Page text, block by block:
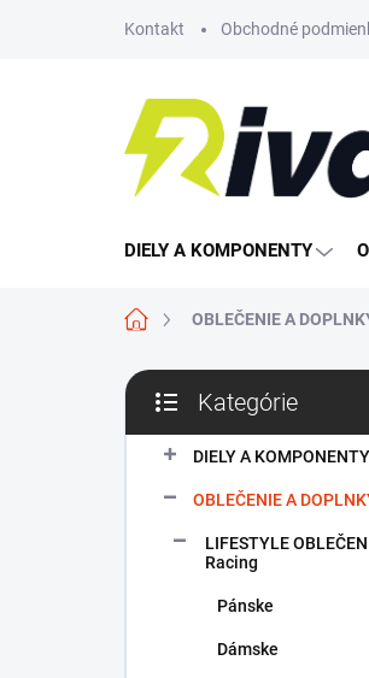
Kontakt Obchodné
DIELY A KOMPONENTY
DomovOBLEČENIE A
B
č
kategórie
Kategórie
DIELY A KOMPONENTY
OBLEČENIE A
LIFESTYLE
Racing
Pánske
Dámske